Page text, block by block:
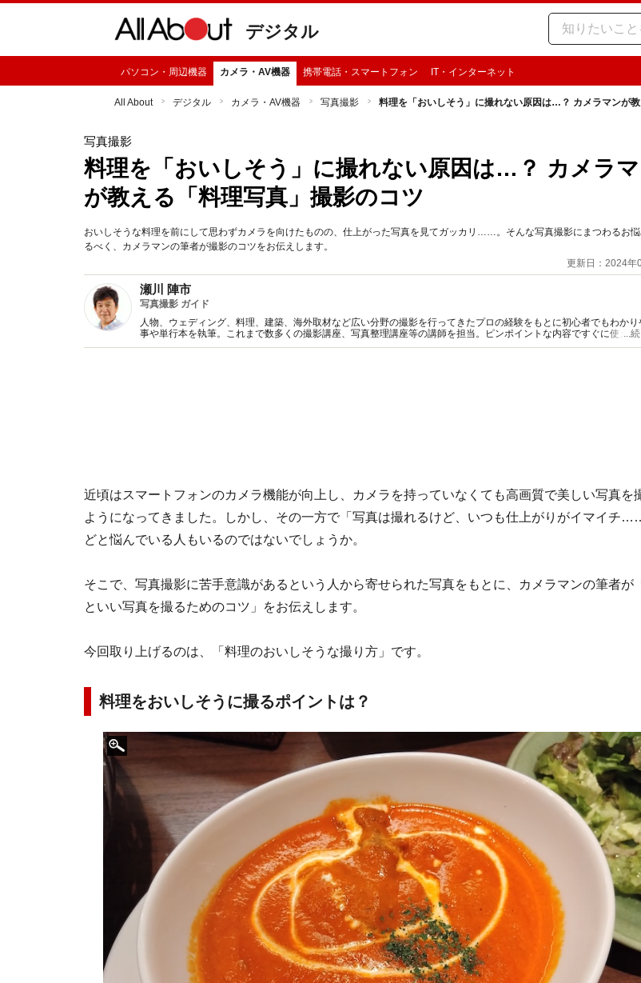
デジタル
パソコン・周辺機器 カメラ・AV機器 携帯電話・スマートフォン IT・インターネット
All About デジタル カメラ・AV機器 写真撮影 料理を「おいしそう」に撮れない原因は…？ カメラマンが
写真撮影
料理を「おいしそう」に撮れない原因は…？ カメラ
が教える「料理写真」撮影のコツ
おいしそうな料理を前にして思わずカメラを向けたものの、仕上がった写真を見てガッカリ……。そんな写真撮影にまつわるお悩
るべく、カメラマンの筆者が撮影のコツをお伝えします。
更新日：2024年
瀬川 陣市
写真撮影 ガイド
人物、ウェディング、料理、建築、海外取材など広い分野の撮影を行ってきたプロの経験をもとに初心者でもわか
事や単行本を執筆。これまで数多くの撮影講座、写真整理講座等の講師を担当。ピンポイントな内容ですぐに使えて
り楽しくなる内容を心がけアドバイスしています。
...
近頃はスマートフォンのカメラ機能が向上し、カメラを持っていなくても高画質で美しい写真を
ようになってきました。しかし、その一方で「写真は撮れるけど、いつも仕上がりがイマイチ
どと悩んでいる人もいるのではないでしょうか。
そこで、写真撮影に苦手意識があるという人から寄せられた写真をもとに、カメラマンの筆者が
といい写真を撮るためのコツ」をお伝えします。
今回取り上げるのは、「料理のおいしそうな撮り方」です。
料理をおいしそうに撮るポイントは？